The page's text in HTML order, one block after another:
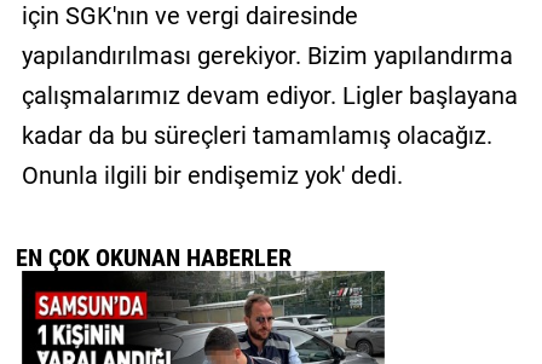
için SGK'nın ve vergi dairesinde
yapılandırılması gerekiyor. Bizim yapılandırma
çalışmalarımız devam ediyor. Ligler başlayana
kadar da bu süreçleri tamamlamış olacağız.
Onunla ilgili bir endişemiz yok' dedi.
EN ÇOK OKUNAN HABERLER